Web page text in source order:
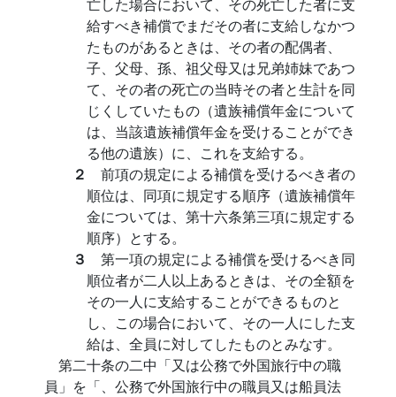
給すべき補償でまだその者に支給しなかつ
たものがあるときは、その者の配偶者、
子、父母、孫、祖父母又は兄弟姉妹であつ
て、その者の死亡の当時その者と生計を同
じくしていたもの（遺族補償年金について
は、当該遺族補償年金を受けることができ
る他の遺族）に、これを支給する。
２ 前項の規定による補償を受けるべき者の
順位は、同項に規定する順序（遺族補償年
金については、第十六条第三項に規定する
順序）とする。
３ 第一項の規定による補償を受けるべき同
順位者が二人以上あるときは、その全額を
その一人に支給することができるものと
し、この場合において、その一人にした支
給は、全員に対してしたものとみなす。
第二十条の二中「又は公務で外国旅行中の職
員」を「、公務で外国旅行中の職員又は船員法